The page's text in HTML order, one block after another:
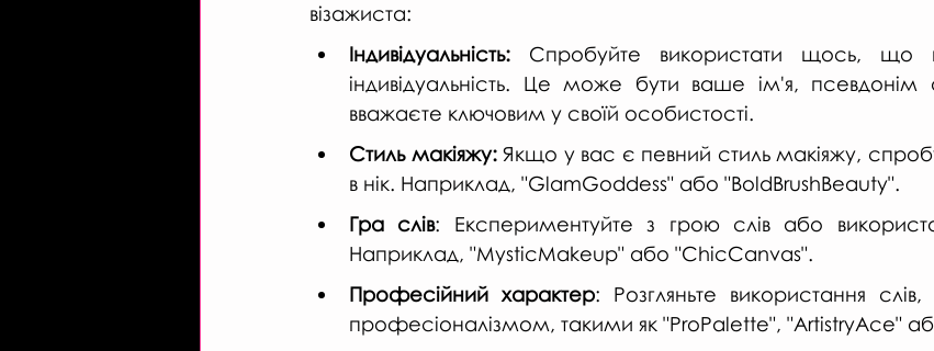
візажиста:
Індивідуальність: Спробуйте використати щось, що
індивідуальність. Це може бути ваше ім'я,
вважаєте ключовим у своїй особистості.
Стиль макіяжу: Якщо у вас є певний стиль макіяжу,
в нік. Наприклад, "GlamGoddess" або "BoldBrushBeauty".
Гра слів: Експериментуйте з грою слів або
Наприклад, "MysticMakeup" або "ChicCanvas".
Професійний характер: Розгляньте використання
професіоналізмом, такими як "ProPalette", "ArtistryAce"